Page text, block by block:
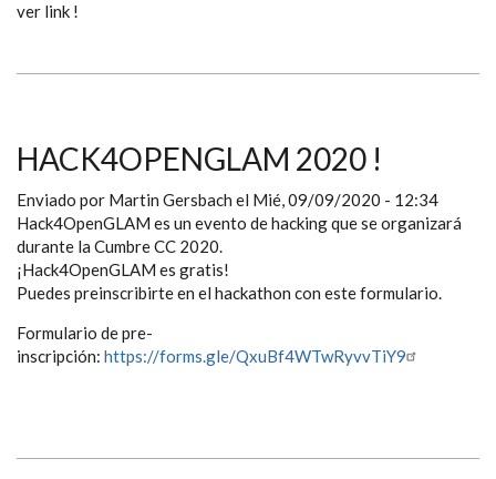
ver link !
HACK4OPENGLAM 2020 !
Enviado por Martin Gersbach el Mié, 09/09/2020 - 12:34
Hack4OpenGLAM es un evento de hacking que se organizará
durante la Cumbre CC 2020.
¡Hack4OpenGLAM es gratis!
Puedes preinscribirte en el hackathon con este formulario.
Formulario de pre-
inscripción: https://forms.gle/QxuBf4WTwRyvvTiY9